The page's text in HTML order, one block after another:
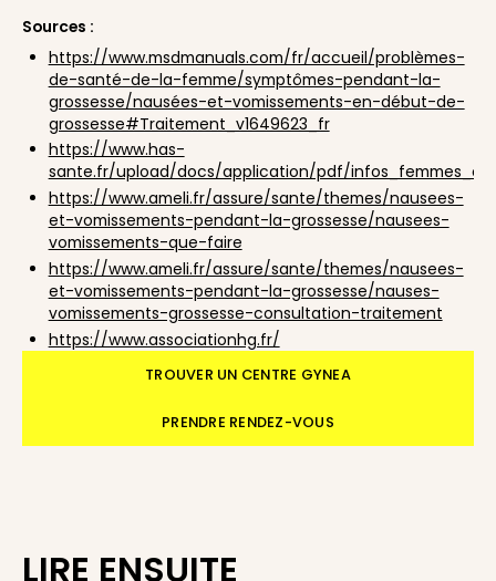
Sources :
https://www.msdmanuals.com/fr/accueil/problèmes-
de-santé-de-la-femme/symptômes-pendant-la-
grossesse/nausées-et-vomissements-en-début-de-
grossesse#Traitement_v1649623_fr
https://www.has-
sante.fr/upload/docs/application/pdf/
https://www.ameli.fr/assure/sante/themes/nausees-
et-vomissements-pendant-la-grossesse/nausees-
vomissements-que-faire
https://www.ameli.fr/assure/sante/themes/nausees-
et-vomissements-pendant-la-grossesse/nauses-
vomissements-grossesse-consultation-traitement
https://www.associationhg.fr/
TROUVER UN CENTRE GYNEA
PRENDRE RENDEZ-VOUS
LIRE ENSUITE